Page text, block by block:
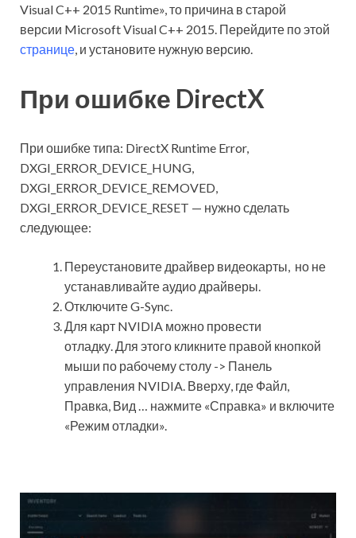
Visual C++ 2015 Runtime», то причина в старой
версии Microsoft Visual C++ 2015. Перейдите по этой
странице, и установите нужную версию.
При ошибке DirectX
При ошибке типа: DirectX Runtime Error,
DXGI_ERROR_DEVICE_HUNG,
DXGI_ERROR_DEVICE_REMOVED,
DXGI_ERROR_DEVICE_RESET — нужно сделать
следующее:
Переустановите драйвер видеокарты, но не
устанавливайте аудио драйверы.
Отключите G-Sync.
Для карт NVIDIA можно провести
отладку. Для этого кликните правой кнопкой
мыши по рабочему столу -> Панель
управления NVIDIA. Вверху, где Файл,
Правка, Вид … нажмите «Справка» и включите
«Режим отладки».